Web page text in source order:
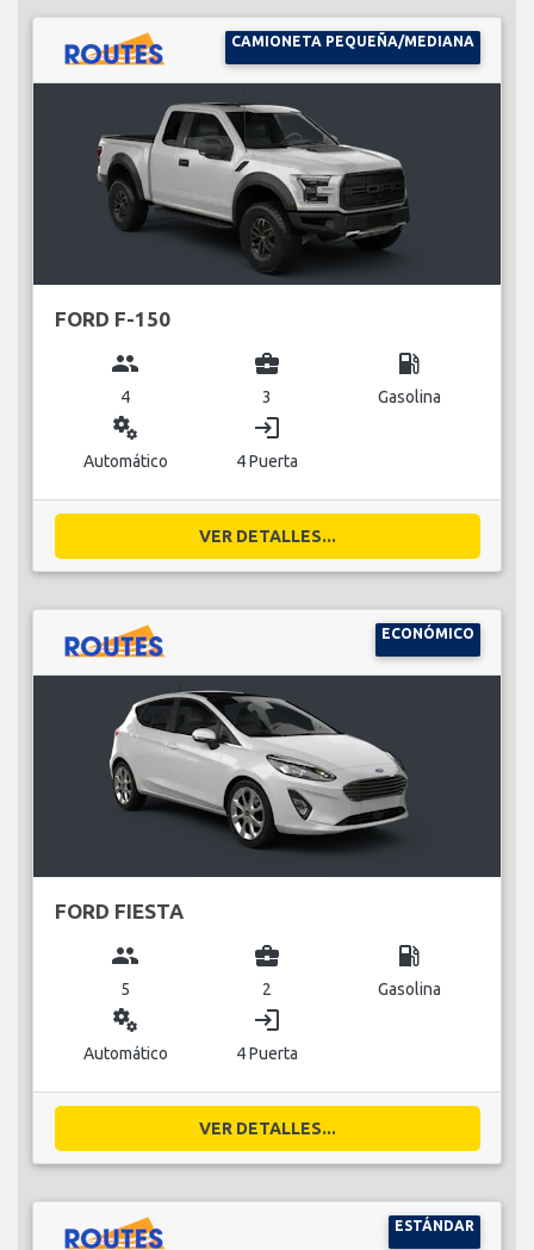
CAMIONETA PEQUEÑA/MEDIANA
FORD F-150
group
4
business_center
3
local_gas_station
Gasolina
miscellaneous_services
Automático
login
4 Puerta
VER DETALLES...
ECONÓMICO
FORD FIESTA
group
5
business_center
2
local_gas_station
Gasolina
miscellaneous_services
Automático
login
4 Puerta
VER DETALLES...
ESTÁNDAR